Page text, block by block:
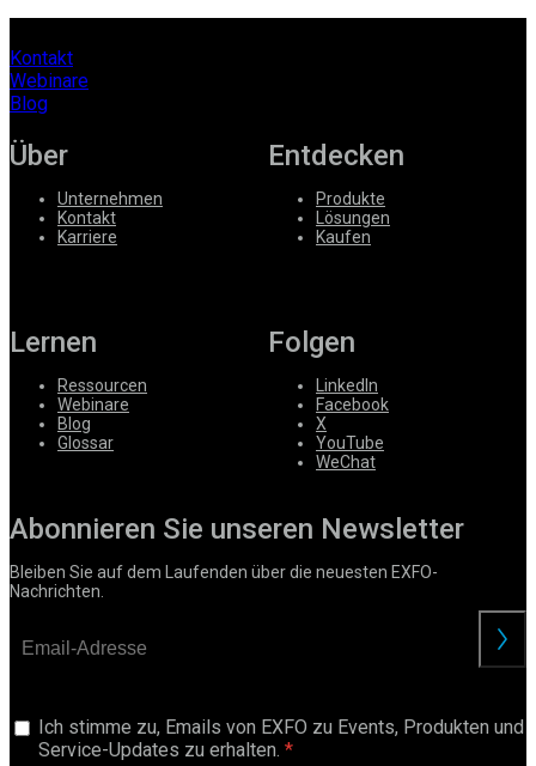
Kontakt
Webinare
Blog
Über
Unternehmen
Kontakt
Karriere
Entdecken
Produkte
Lösungen
Kaufen
Lernen
Ressourcen
Webinare
Blog
Glossar
Folgen
LinkedIn
Facebook
X
YouTube
WeChat
Abonnieren Sie unseren Newsletter
Bleiben Sie auf dem Laufenden über die neuesten EXFO-
Nachrichten.
Ich stimme zu, Emails von EXFO zu Events, Produkten und
Service-Updates zu erhalten.